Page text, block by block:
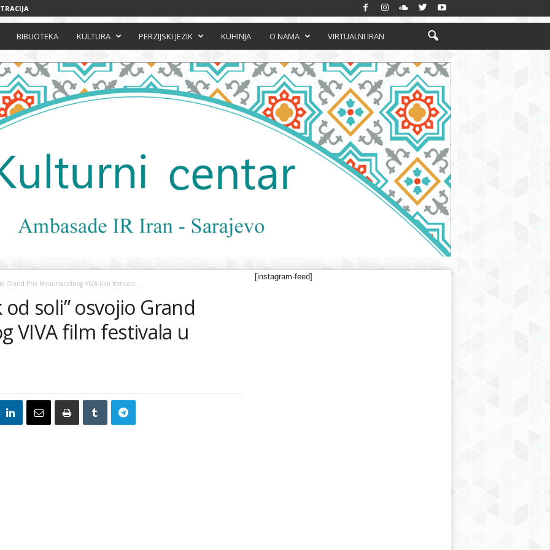
BIBLIOTEKA KULTURA PERZIJSKI JEZIK KUHINJA O NAMA VIRTUALNI IRAN
Grand Prix Međunarodnog VIVA film festivala...
soli” osvojio Grand
VIVA film festivala u
[instagram-feed]